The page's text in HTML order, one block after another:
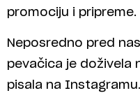
promociju i pripreme.
Neposredno pred
pevačica je doživela
pisala na Instagramu.